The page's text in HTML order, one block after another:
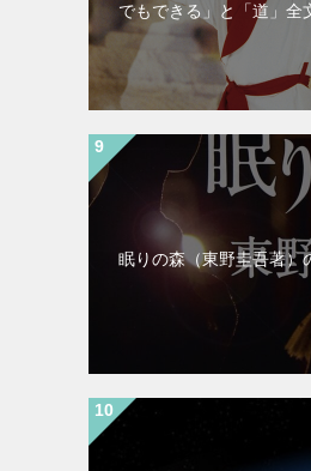
でもできる」と「道」全
眠りの森（東野圭吾著）